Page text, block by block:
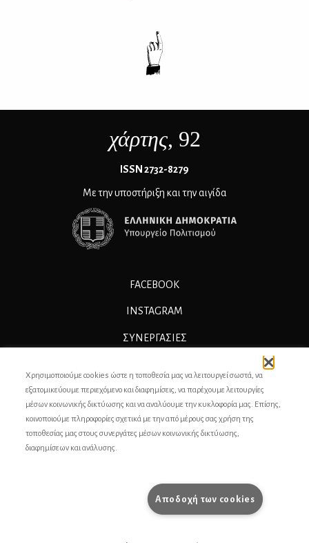
χάρτης, 92
ΙSSN 2732-8279
Με την υποστήριξη και την αιγίδα
FACEBOOK
INSTAGRAM
ΣΥΝΕΡΓΑΣΊΕΣ
ΕΠΙΚΟΙΝΩΝΙΑ
ΣΥΝΤΕΛΕΣΤΕΣ
ΟΡΟΙ ΧΡΗΣΗΣ
Χρησιμοποιούμε cookies ώστε η τοποθεσία μας να λειτουργεί σωστά, να
εξατομικεύουμε περιεχόμενο και διαφημίσεις, να παρέχουμε λειτουργίες
μέσων κοινωνικής δικτύωσης και να αναλύουμε την κυκλοφορία μας. Επίσης,
κοινοποιούμε πληροφορίες σχετικά με την από μέρους σας χρήση της
τοποθεσίας μας στους συνεργάτες μέσων κοινωνικής δικτύωσης,
διαφημίσεων και ανάλυσης.
Αποδοχή των cookies